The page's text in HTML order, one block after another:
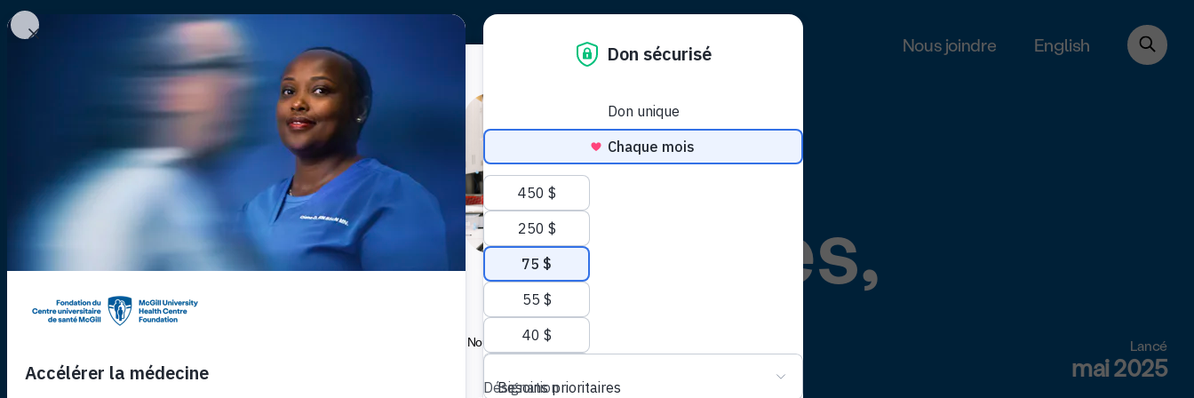
Aller au contenu principal
Nos projets Nos histoires Fondation Nous joindre English
Retour aux projets
Autres Initiatives
La santé des femmes,
réinventée. Lancé
mai 2025
Restez en contact. Recevez nos dernières
nouvelles dans votre boîte de courriel !
Nous vous enverrons des mises à jour concernant
internationale qui transforment les soins aux